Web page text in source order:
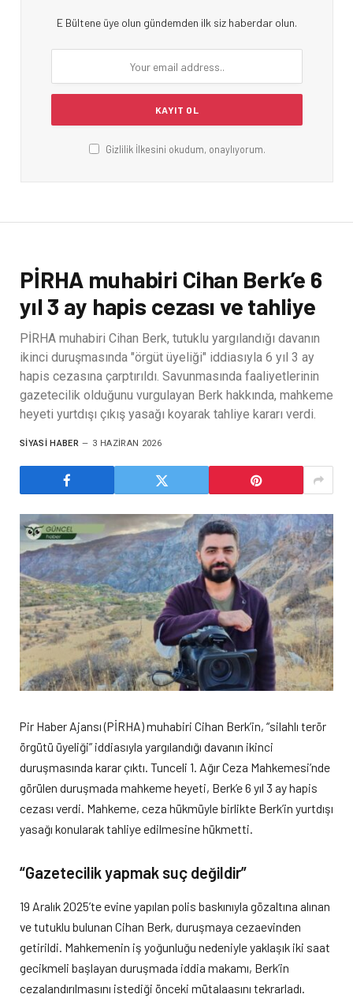
E Bültene üye olun gündemden ilk siz haberdar olun.
Gizlilik İlkesini okudum, onaylıyorum.
PİRHA muhabiri Cihan Berk’e 6
yıl 3 ay hapis cezası ve tahliye
PİRHA muhabiri Cihan Berk, tutuklu yargılandığı davanın
ikinci duruşmasında "örgüt üyeliği" iddiasıyla 6 yıl 3 ay
hapis cezasına çarptırıldı. Savunmasında faaliyetlerinin
gazetecilik olduğunu vurgulayan Berk hakkında, mahkeme
heyeti yurtdışı çıkış yasağı koyarak tahliye kararı verdi.
SIYASI HABER 3 HAZIRAN 2026
Pir Haber Ajansı (PİRHA) muhabiri Cihan Berk’in, “silahlı terör
örgütü üyeliği” iddiasıyla yargılandığı davanın ikinci
duruşmasında karar çıktı. Tunceli 1. Ağır Ceza Mahkemesi’nde
görülen duruşmada mahkeme heyeti, Berk’e 6 yıl 3 ay hapis
cezası verdi. Mahkeme, ceza hükmüyle birlikte Berk’in yurtdışı
yasağı konularak tahliye edilmesine hükmetti.
“Gazetecilik yapmak suç değildir”
19 Aralık 2025’te evine yapılan polis baskınıyla gözaltına alınan
ve tutuklu bulunan Cihan Berk, duruşmaya cezaevinden
getirildi. Mahkemenin iş yoğunluğu nedeniyle yaklaşık iki saat
gecikmeli başlayan duruşmada iddia makamı, Berk’in
cezalandırılmasını istediği önceki mütalaasını tekrarladı.